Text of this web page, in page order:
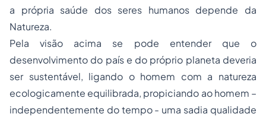
a própria saúde dos seres humanos depende da
Natureza.
Pela visão acima se pode entender que o
desenvolvimento do país e do próprio planeta deveria
ser sustentável, ligando o homem com a natureza
ecologicamente equilibrada, propiciando ao homem –
independentemente do tempo - uma sadia qualidade